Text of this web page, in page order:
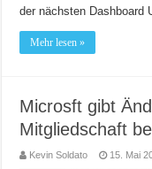
der nächsten Dashboard
Mehr lesen »
Microsft gibt
Mitgliedschaft
Kevin Soldato 15. Mai